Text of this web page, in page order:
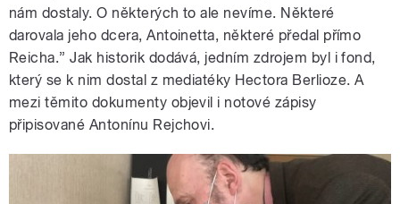
nám dostaly. O některých to ale nevíme. Některé
darovala jeho dcera, Antoinetta, některé předal přímo
Reicha.” Jak historik dodává, jedním zdrojem byl i fond,
který se k nim dostal z mediatéky Hectora Berlioze. A
mezi těmito dokumenty objevil i notové zápisy
připisované Antonínu Rejchovi.